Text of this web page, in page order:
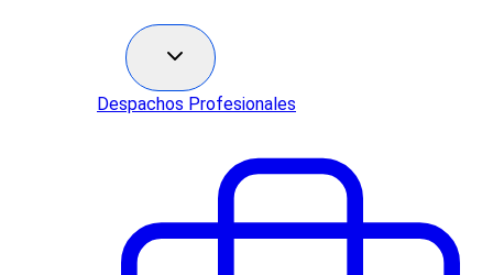
Despachos Profesionales